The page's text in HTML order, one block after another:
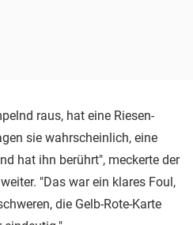
raus, hat eine Riesen-
sie wahrscheinlich, eine
hat ihn berührt", meckerte der
"Das war ein klares Foul,
die Gelb-Rote-Karte